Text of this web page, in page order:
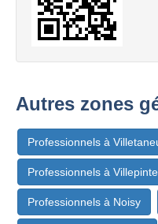
Autres zones
Professionnels à
Professionnels à Villepinte
Professionnels à Noisy